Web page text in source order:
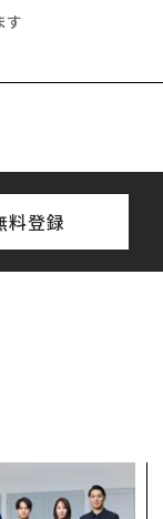
す
料登録